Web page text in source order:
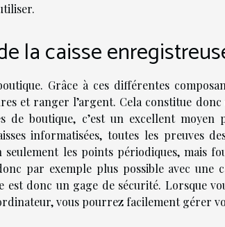
la caisse
Grâce à ces différentes
et ranger l’argent. Cela constitue
de boutique, c’est un excellent moyen
informatisées, toutes les preuves
les points périodiques, mais
par exemple plus possible avec une
est donc un gage de sécurité. Lorsque
vous pourrez facilement gérer